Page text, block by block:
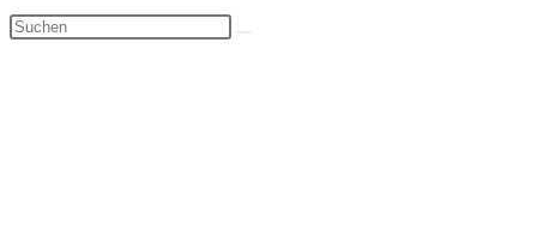
umschalten